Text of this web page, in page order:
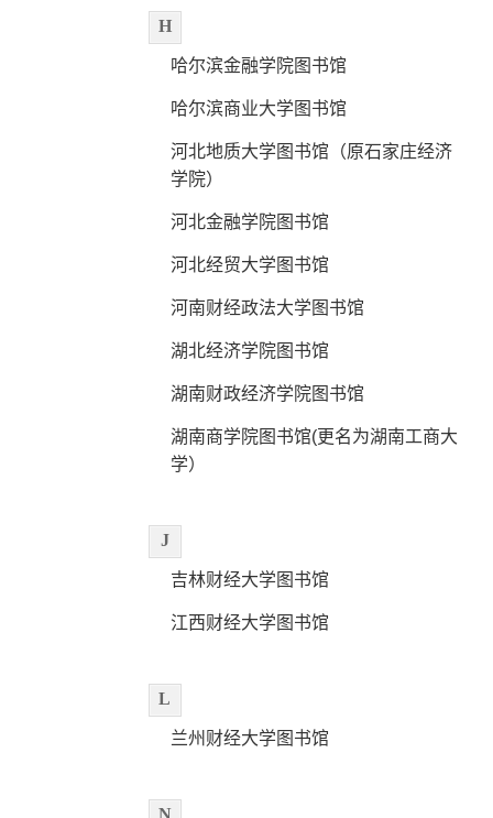
H
哈尔滨金融学院图书馆
哈尔滨商业大学图书馆
河北地质大学图书馆（原石家庄经济
学院）
河北金融学院图书馆
河北经贸大学图书馆
河南财经政法大学图书馆
湖北经济学院图书馆
湖南财政经济学院图书馆
湖南商学院图书馆(更名为湖南工商大
学）
J
吉林财经大学图书馆
江西财经大学图书馆
L
兰州财经大学图书馆